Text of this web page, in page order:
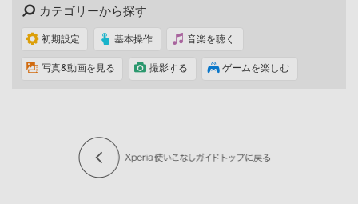
カテゴリーから探す
初期設定 基本操作 音楽を聴く
写真&動画を見る 撮影する ゲームを楽しむ